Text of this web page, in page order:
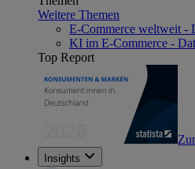
Weitere Themen
E-Commerce weltweit -
KI im E-Commerce -
Top Report
Insights